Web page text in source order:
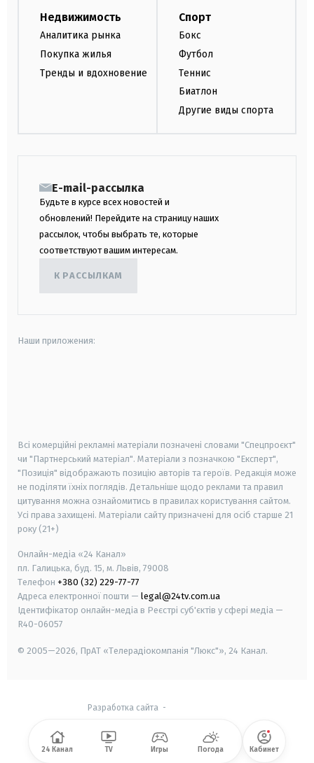
Недвижимость
Аналитика рынка
Покупка жилья
Тренды и вдохновение
Спорт
Бокс
Футбол
Теннис
Биатлон
Другие виды спорта
E-mail-рассылка
Будьте в курсе всех новостей и
обновлений! Перейдите на страницу наших
рассылок, чтобы выбрать те, которые
соответствуют вашим интересам.
К РАССЫЛКАМ
Наши приложения:
Всі комерційні рекламні матеріали позначені словами "Спецпроєкт"
чи "Партнерський матеріал". Матеріали з позначкою "Експерт",
"Позиція" відображають позицію авторів та героїв. Редакція може
не поділяти їхніх поглядів. Детальніше щодо реклами та правил
цитування можна ознайомитись в правилах користування сайтом.
Усі права захищені. Матеріали сайту призначені для осіб старше 21
року (21+)
Онлайн-медіа «24 Канал»
пл. Галицька, буд. 15, м. Львів, 79008
Телефон +380 (32) 229-77-77
Адреса електронної пошти — legal@24tv.com.ua
Ідентифікатор онлайн-медіа в Реєстрі суб'єктів у сфері медіа —
R40-06057
© 2005—2026, ПрАТ «Телерадіокомпанія "Люкс"», 24 Канал.
Разработка сайта -
24 Канал TV Игры Погода Кабинет